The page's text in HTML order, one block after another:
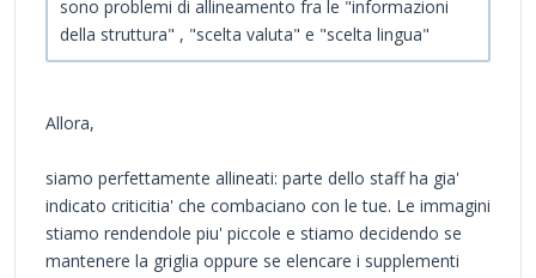
sono problemi di allineamento fra le "informazioni
della struttura" , "scelta valuta" e "scelta lingua"
Allora,
siamo perfettamente allineati: parte dello staff ha gia'
indicato criticitia' che combaciano con le tue. Le immagini
stiamo rendendole piu' piccole e stiamo decidendo se
mantenere la griglia oppure se elencare i supplementi